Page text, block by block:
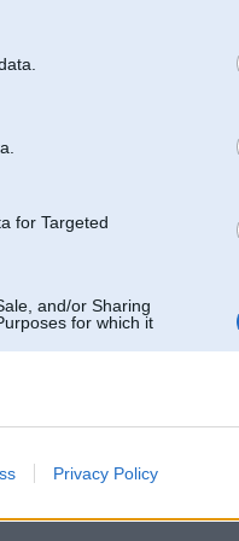
for Targeted
and/or Sharing
for which it
Privacy Policy